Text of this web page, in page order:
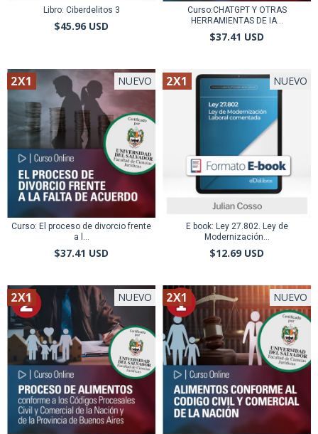
Libro: Ciberdelitos 3
$45.96 USD
Curso:CHATGPT Y OTRAS
HERRAMIENTAS DE IA...
$37.41 USD
2X1 NUEVO
Curso: El proceso de divorcio frente
a l...
$37.41 USD
2X1 NUEVO
E book: Ley 27.802. Ley de
Modernización...
$12.69 USD
2X1 NUEVO 2X1 NUEVO